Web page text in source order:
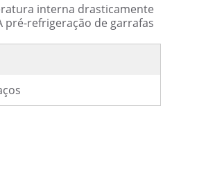
interna drasticamente
refrigeração de garrafas